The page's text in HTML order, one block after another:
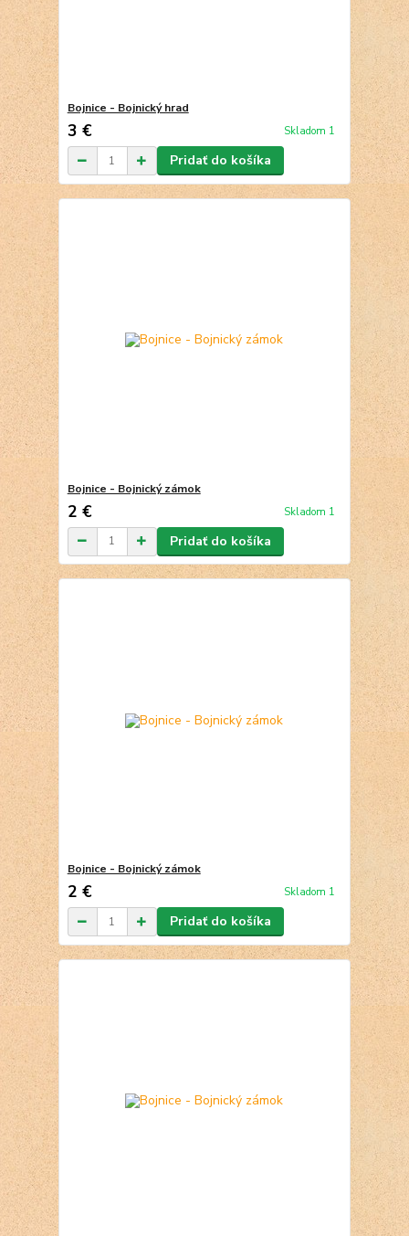
Bojnice - Bojnický hrad
3 € Skladom 1
Pridať do košíka
Bojnice - Bojnický zámok
2 € Skladom 1
Pridať do košíka
Bojnice - Bojnický zámok
2 € Skladom 1
Pridať do košíka